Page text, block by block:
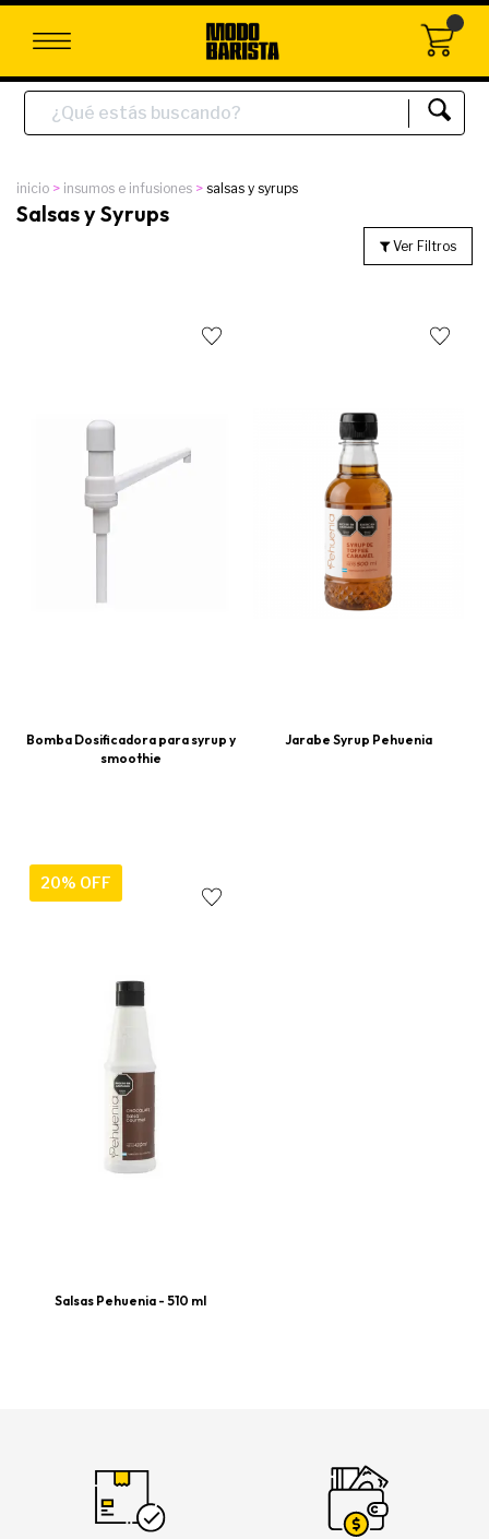
inicio insumos e infusiones salsas y syrups
Salsas y Syrups
Ver Filtros
Bomba Dosificadora para syrup y
smoothie
Jarabe Syrup Pehuenia
20% OFF
Salsas Pehuenia - 510 ml